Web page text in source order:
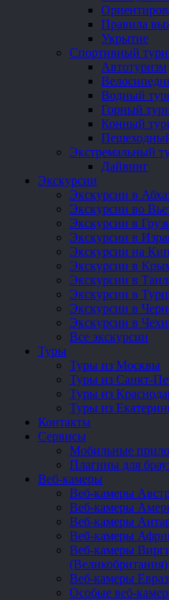
Правила
Укрытие
Спортивный
Автотуризм
Водный
Горный
Конный
Экстремальный
Дайвинг
Экскурсии
Экскурсии в
Экскурсии во
Экскурсии в
Экскурсии в
Экскурсии на
Экскурсии в
Экскурсии в
Экскурсии в
Экскурсии в
Экскурсии в
Все экскурсии
Туры
Туры из Москвы
Туры из Санкт-
Туры из
Туры из
Контакты
Сервисы
Мобильные
Плагины для
Веб-камеры
Веб-камеры
Веб-камеры
Веб-камеры
Веб-камеры
Веб-камеры
(Великобритания)
Веб-камеры
Особые веб-